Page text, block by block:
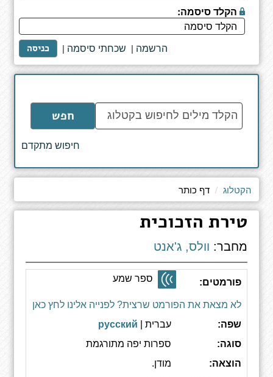
הקלד סיסמה:
כניסה | שכחתי סיסמה | הרשמה
הקלד
מילים
לחיפוש
חפש
חיפוש מתקדם
הקטלוג דף כותר
טירת הזכוכית
מחבר: וולס, ג'אנט
פורמטים: ספר שמע
לא מצאת את הפורמט שרצית? לפנייה אלינו לחץ כאן
שפה:
עברית | русский
סוגה:
ספרות יפה מתורגמת
הוצאה:
מודן.